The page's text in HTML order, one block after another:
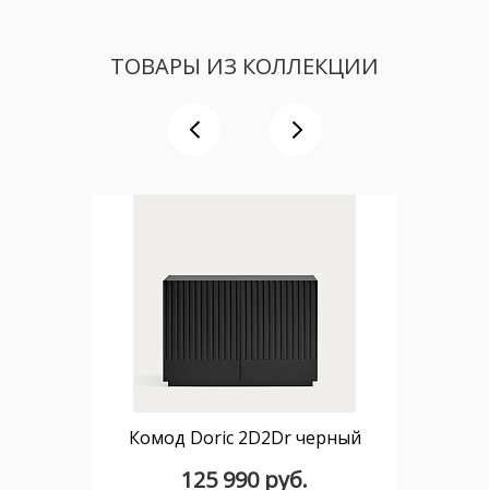
ТОВАРЫ ИЗ КОЛЛЕКЦИИ
Комод Doric 2D2Dr черный
125 990 руб.